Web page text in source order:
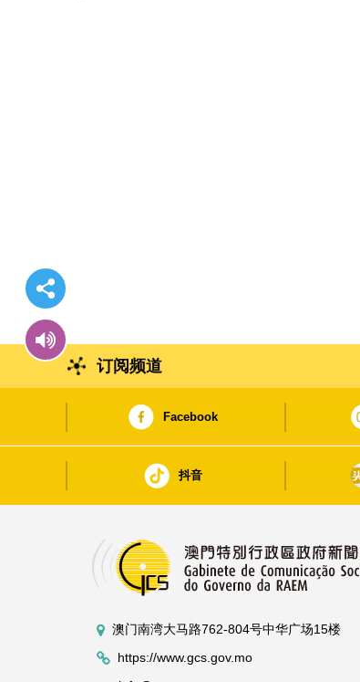
订阅频道
Facebook
抖音
澳门南湾大马路762-804号中华广场15楼
https://www.gcs.gov.mo